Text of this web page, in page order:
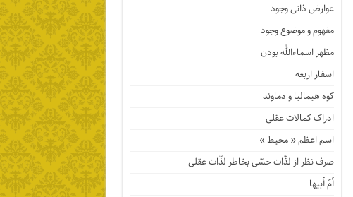
عوارض ذاتی وجود
مفهوم و موضوع وجود
مظهر اسماءالله بودن
اسفار اربعه
کوه هیمالیا و دماوند
ادراک کمالات عقلی
اسم اعظم « محیط »
صرف نظر از لذّات حسّی بخاطر لذّات عقلی
أمّ أبیها